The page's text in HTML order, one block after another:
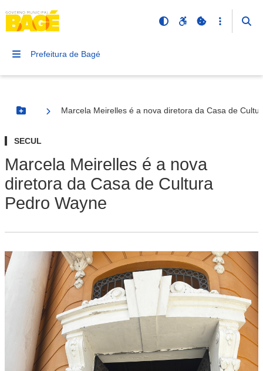
Prefeitura de Bagé
Botão Menu
Marcela Meirelles é a nova diretora da Casa de
SECUL
Marcela Meirelles é a nova
diretora da Casa de Cultura
Pedro Wayne